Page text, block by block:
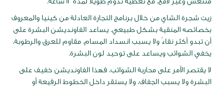
زيت شجرة الشاي من خلال برنامج التجارة العادلة من كينيا والمعروف
بخصائصه المنقية بشكل طبيعي. يساعد الفاونديشن البشرة على
أن تبدو أكثر نقاءً ولا يسبب انسداد المسام. مقاوم للعرق والرطوبة،
يخفي الشوائب ويساعد على توحيد لون البشرة.
لا يقتصر الأمر على محاربة الشوائب، فهذا الفاونديشن خفيف على
البشرة ولا يسبب الجفاف، ولا يستقر داخل الخطوط الرفيعة أو